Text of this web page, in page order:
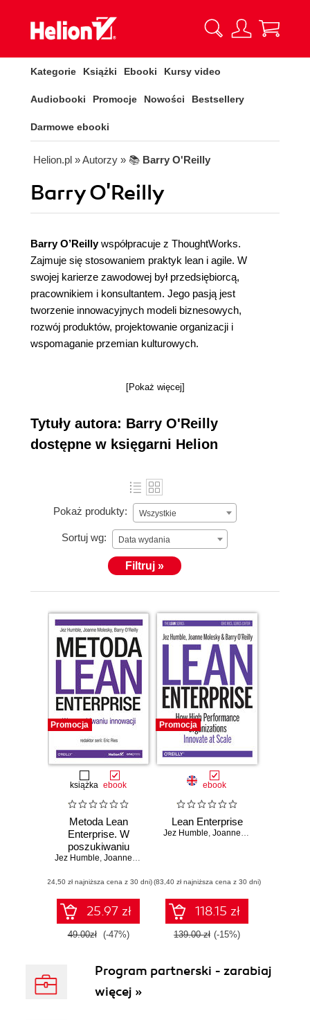
Kategorie Książki Ebooki Kursy video
Audiobooki Promocje Nowości Bestsellery
Darmowe ebooki
Helion.pl » Autorzy » 📚 Barry O'Reilly
Barry O'Reilly
Barry O’Reillywspółpracuje z ThoughtWorks.
Zajmuje się stosowaniem praktyk lean i agile. W
swojej karierze zawodowej był przedsiębiorcą,
pracownikiem i konsultantem. Jego pasją jest
tworzenie innowacyjnych modeli biznesowych,
rozwój produktów, projektowanie organizacji i
wspomaganie przemian kulturowych.
[Pokaż więcej]
Tytuły autora: Barry O'Reilly
dostępne w księgarni Helion
Pokaż produkty: Wszystkie
Sortuj wg: Data wydania
Filtruj »
Promocja
książka ebook
Metoda Lean
Enterprise. W
poszukiwaniu
innowacji
Jez Humble, Joanne Molesky
(24,50 zł najniższa cena z 30 dni)
25.97 zł
49.00zł (-47%)
Promocja
ebook
Lean Enterprise
Jez Humble, Joanne Molesky
(83,40 zł najniższa cena z 30 dni)
118.15 zł
139.00 zł (-15%)
Program partnerski - zarabiaj
więcej »